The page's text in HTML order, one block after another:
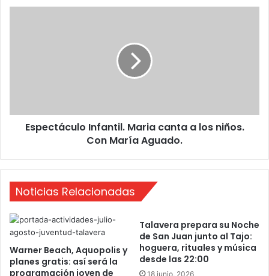
u
n
t
.
M
Espectáculo Infantil. Maria canta a los niños.
Con María Aguado.
Noticias Relacionadas
Warner Beach, Aquopolis y
planes gratis: así será la
programación joven de
Talavera prepara su Noche
de San Juan junto al Tajo:
hoguera, rituales y música
desde las 22:00
18 junio, 2026